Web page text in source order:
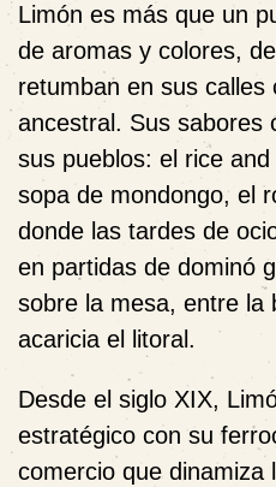
Limón es más que un
de aromas y colores,
retumban en sus calles
ancestral. Sus sabores
sus pueblos: el rice
sopa de mondongo, el
donde las tardes de
en partidas de dominó
sobre la mesa, entre la
acaricia el litoral.
Desde el siglo XIX,
estratégico con su
comercio que dinamiza